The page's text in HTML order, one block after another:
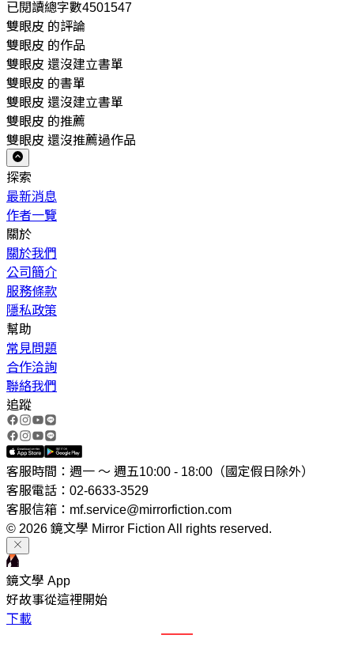
已閱讀總字數4501547
雙眼皮 的評論
雙眼皮 的作品
雙眼皮 還沒建立書單
雙眼皮 的書單
雙眼皮 還沒建立書單
雙眼皮 的推薦
雙眼皮 還沒推薦過作品
探索
最新消息
作者一覽
關於
關於我們
公司簡介
服務條款
隱私政策
幫助
常見問題
合作洽詢
聯絡我們
追蹤
客服時間：週一 ～ 週五10:00 - 18:00（國定假日除外）
客服電話：02-6633-3529
客服信箱：mf.service@mirrorfiction.com
© 2026 鏡文學 Mirror Fiction All rights reserved.
鏡文學 App
好故事從這裡開始
下載